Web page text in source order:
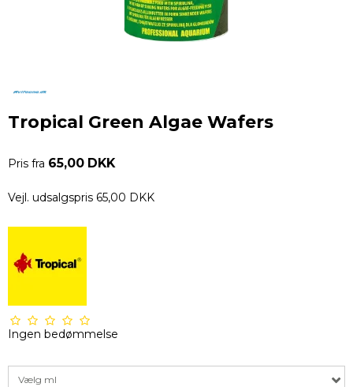
Tropical Green Algae Wafers
Pris fra 65,00 DKK
Vejl. udsalgspris 65,00 DKK
Ingen bedømmelse
Vælg ml